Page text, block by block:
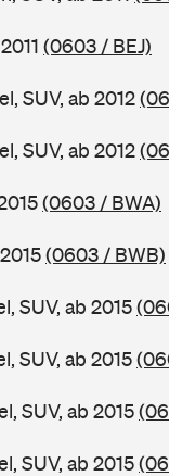
(0603 / BEJ)
SUV, ab 2012
SUV, ab 2012
(0603 / BWA)
(0603 / BWB)
SUV, ab 2015
SUV, ab 2015
SUV, ab 2015
SUV, ab 2015